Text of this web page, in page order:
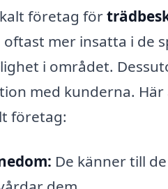
företag för
mer insatta i de
i området.
med kunderna.
företag:
De känner till